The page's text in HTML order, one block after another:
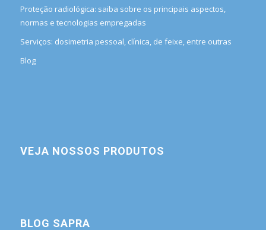
Proteção radiológica: saiba sobre os principais aspectos,
normas e tecnologias empregadas
Serviços: dosimetria pessoal, clínica, de feixe, entre outras
Blog
VEJA NOSSOS PRODUTOS
BLOG SAPRA